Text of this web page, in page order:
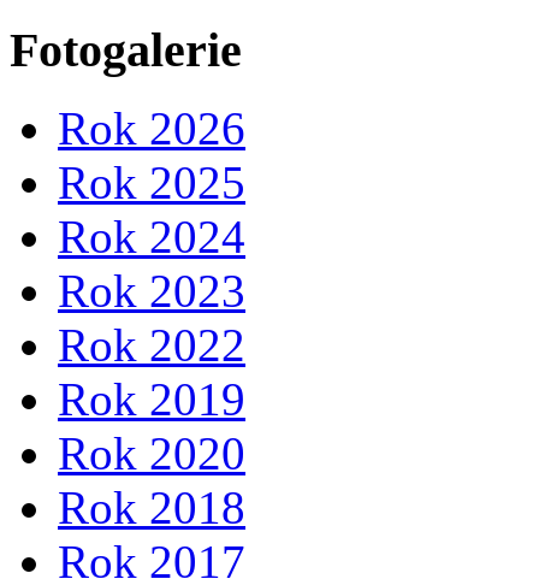
Fotogalerie
Rok 2026
Rok 2025
Rok 2024
Rok 2023
Rok 2022
Rok 2019
Rok 2020
Rok 2018
Rok 2017